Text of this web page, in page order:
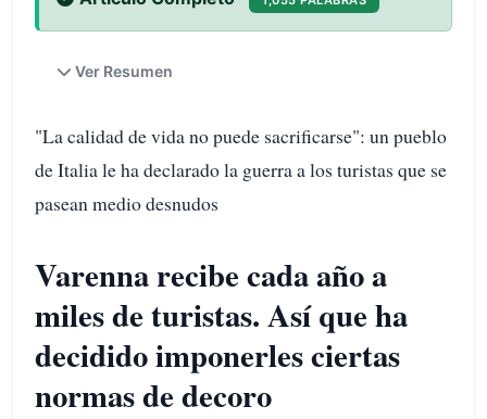
Ver Resumen
"La calidad de vida no puede sacrificarse": un pueblo
de Italia le ha declarado la guerra a los turistas que se
pasean medio desnudos
Varenna recibe cada año a
miles de turistas. Así que ha
decidido imponerles ciertas
normas de decoro